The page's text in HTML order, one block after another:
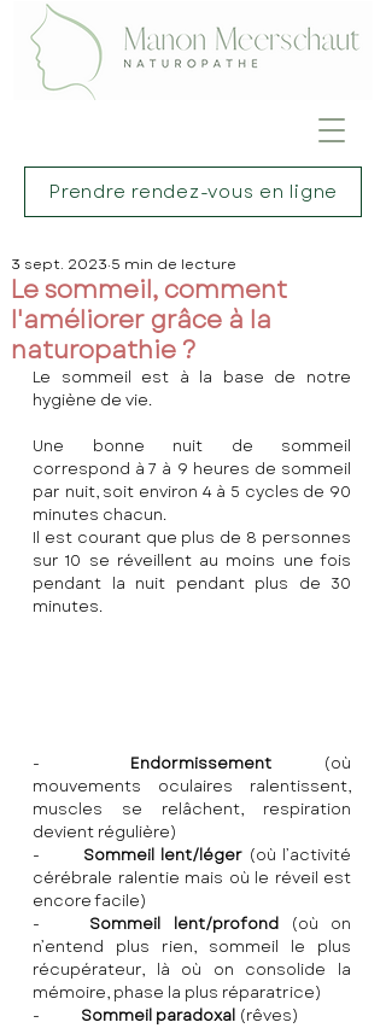
Prendre rendez-vous en ligne
Le sommeil, comment
l'améliorer grâce à la
naturopathie ?
3 sept. 2023 5 min de lecture
Le sommeil est à la base de notre
hygiène de vie.
Une bonne nuit de sommeil
correspond à 7 à 9 heures de sommeil
par nuit, soit environ 4 à 5 cycles de 90
minutes chacun.
Il est courant que plus de 8 personnes
sur 10 se réveillent au moins une fois
pendant la nuit pendant plus de 30
minutes.
Endormissement
(où
mouvements oculaires ralentissent,
muscles se relâchent, respiration
devient régulière)
Sommeil lent/léger (où l’activité
cérébrale ralentie mais où le réveil est
encore facile)
Sommeil lent/profond (où on
n’entend plus rien, sommeil le plus
récupérateur, là où on consolide la
mémoire, phase la plus réparatrice)
Sommeil paradoxal (rêves)